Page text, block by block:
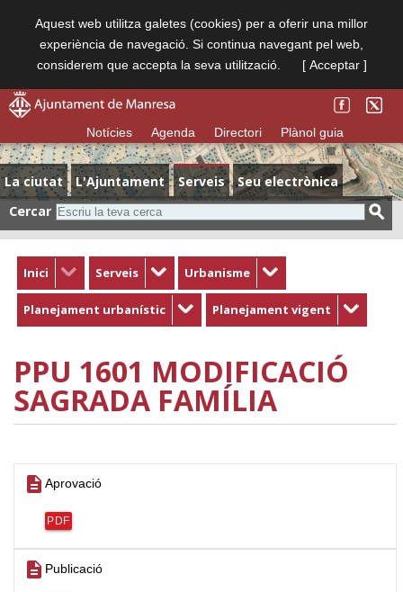
Aquest web utilitza galetes (cookies) per a oferir una millor
experiència de navegació. Si continua navegant pel web,
considerem que accepta la seva utilització.
[ Acceptar ]
Notícies Agenda Directori Plànol guia
La ciutat L'Ajuntament Serveis
Seu electrònica
Cercar
Inici Serveis Urbanisme
Planejament urbanístic Planejament vigent
PPU 1601 MODIFICACIÓ
SAGRADA FAMÍLIA
description Aprovació
PDF
description Publicació